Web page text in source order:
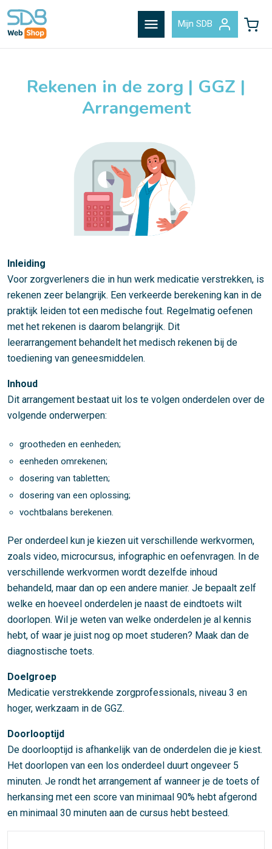
menu Mijn SDB
Rekenen in de zorg | GGZ |
Arrangement
Inleiding
Voor zorgverleners die in hun werk medicatie verstrekken, is
rekenen zeer belangrijk. Een verkeerde berekening kan in de
praktijk leiden tot een medische fout. Regelmatig oefenen
met het rekenen is daarom belangrijk. Dit
leerarrangement behandelt het medisch rekenen bij de
toediening van geneesmiddelen.
Inhoud
Dit arrangement bestaat uit los te volgen onderdelen over de
volgende onderwerpen:
grootheden en eenheden;
eenheden omrekenen;
dosering van tabletten;
dosering van een oplossing;
vochtbalans berekenen.
Per onderdeel kun je kiezen uit verschillende werkvormen,
zoals video, microcursus, infographic en oefenvragen. In de
verschillende werkvormen wordt dezelfde inhoud
behandeld, maar dan op een andere manier. Je bepaalt zelf
welke en hoeveel onderdelen je naast de eindtoets wilt
doorlopen. Wil je weten van welke onderdelen je al kennis
hebt, of waar je juist nog op moet studeren? Maak dan de
diagnostische toets.
Doelgroep
Medicatie verstrekkende zorgprofessionals, niveau 3 en
hoger, werkzaam in de GGZ.
Doorlooptijd
De doorlooptijd is afhankelijk van de onderdelen die je kiest.
Het doorlopen van een los onderdeel duurt ongeveer 5
minuten. Je rondt het arrangement af wanneer je de toets of
herkansing met een score van minimaal 90% hebt afgerond
en minimaal 30 minuten aan de cursus hebt besteed.